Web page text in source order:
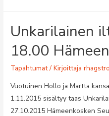
-
ryhmä
Vaahterasalissa
20.10.2016
Unkarilainen
18.00
Tapahtumat/ Kirjoittaja
Vuotuinen Hollo ja Martta
1.11.2015 sisältyy taas
27.10.2015 Hämeenkosken